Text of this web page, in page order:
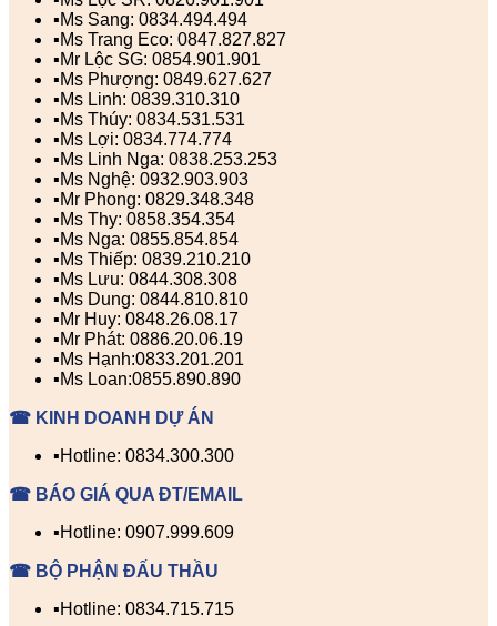
▪️Ms Sang: 0834.494.494
▪️Ms Trang Eco: 0847.827.827
▪️Mr Lộc SG: 0854.901.901
▪️Ms Phượng: 0849.627.627
▪️Ms Linh: 0839.310.310
▪️Ms Thúy: 0834.531.531
▪️Ms Lợi: 0834.774.774
▪️Ms Linh Nga: 0838.253.253
▪️Ms Nghệ: 0932.903.903
▪️Mr Phong: 0829.348.348
▪️Ms Thy: 0858.354.354
▪️Ms Nga: 0855.854.854
▪️Ms Thiếp: 0839.210.210
▪️Ms Lưu: 0844.308.308
▪️Ms Dung: 0844.810.810
▪️Mr Huy: 0848.26.08.17
▪️Mr Phát: 0886.20.06.19
▪️Ms Hạnh:0833.201.201
▪️Ms Loan:0855.890.890
☎ KINH DOANH DỰ ÁN
▪️Hotline: 0834.300.300
☎ BÁO GIÁ QUA ĐT/EMAIL
▪️Hotline: 0907.999.609
☎ BỘ PHẬN ĐẤU THẦU
▪️Hotline: 0834.715.715